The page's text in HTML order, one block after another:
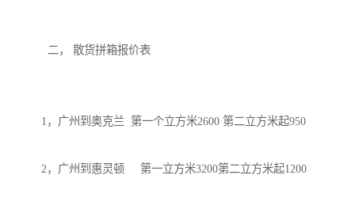
1，广州到奥克兰  第一个立方米2600 第二立方米起950
2，广州到惠灵顿     第一立方米3200第二立方米起1200